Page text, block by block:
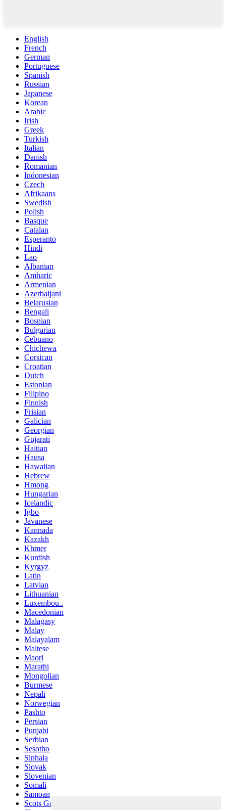
English
French
German
Portuguese
Spanish
Russian
Japanese
Korean
Arabic
Irish
Greek
Turkish
Italian
Danish
Romanian
Indonesian
Czech
Afrikaans
Swedish
Polish
Basque
Catalan
Esperanto
Hindi
Lao
Albanian
Amharic
Armenian
Azerbaijani
Belarusian
Bengali
Bosnian
Bulgarian
Cebuano
Chichewa
Corsican
Croatian
Dutch
Estonian
Filipino
Finnish
Frisian
Galician
Georgian
Gujarati
Haitian
Hausa
Hawaiian
Hebrew
Hmong
Hungarian
Icelandic
Igbo
Javanese
Kannada
Kazakh
Khmer
Kurdish
Kyrgyz
Latin
Latvian
Lithuanian
Luxembou..
Macedonian
Malagasy
Malay
Malayalam
Maltese
Maori
Marathi
Mongolian
Burmese
Nepali
Norwegian
Pashto
Persian
Punjabi
Serbian
Sesotho
Sinhala
Slovak
Slovenian
Somali
Samoan
Scots Gaelic